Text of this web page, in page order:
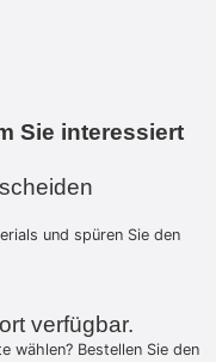
Sie interessiert
und spüren Sie den
verfügbar.
wählen? Bestellen Sie den